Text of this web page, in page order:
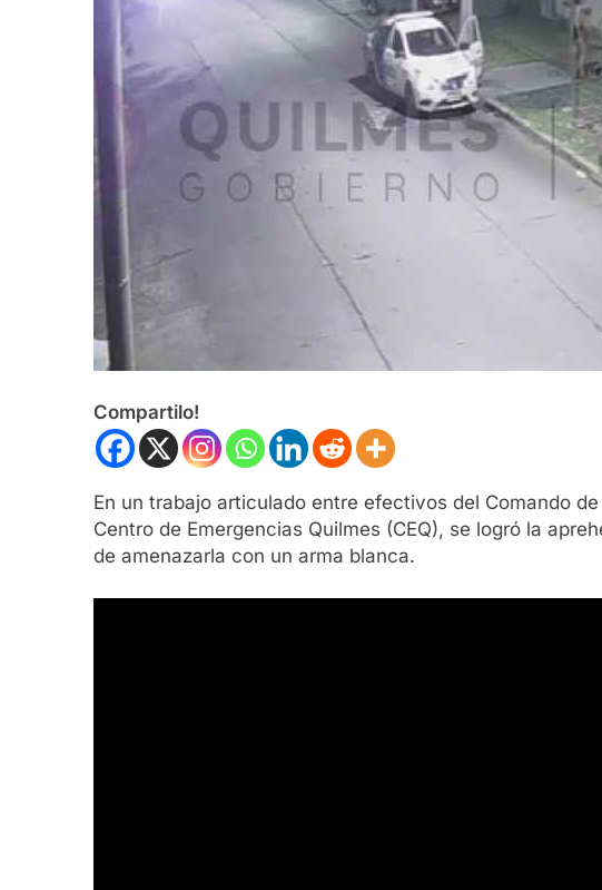
Compartilo!
En un trabajo articulado entre efectivos del Comando
Centro de Emergencias Quilmes (CEQ), se logró la
de amenazarla con un arma blanca.